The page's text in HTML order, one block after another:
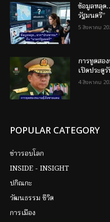
ข้อมูลหลุด
รัฐมนตรี”
5 สิงหาคม
การทูตสอ
เปิดประตู
4 สิงหาคม
POPULAR CATEGORY
ข่าวรอบโลก
INSIDE - INSIGHT
ปกิณกะ
วัฒนธรรม ชีวิต
การเมือง